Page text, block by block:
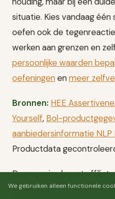
situatie. Kies vandaag
oefen ook de
werken aan grenzen en
persoonlijke waarden
oefeningenenmeer
Bronnen: HEE
Yourself, Bol-
aanbiedersinformatie
Productdata
Deze pagina bevat
iets koopt, ontvangen wij
We gebruiken alleen functionele